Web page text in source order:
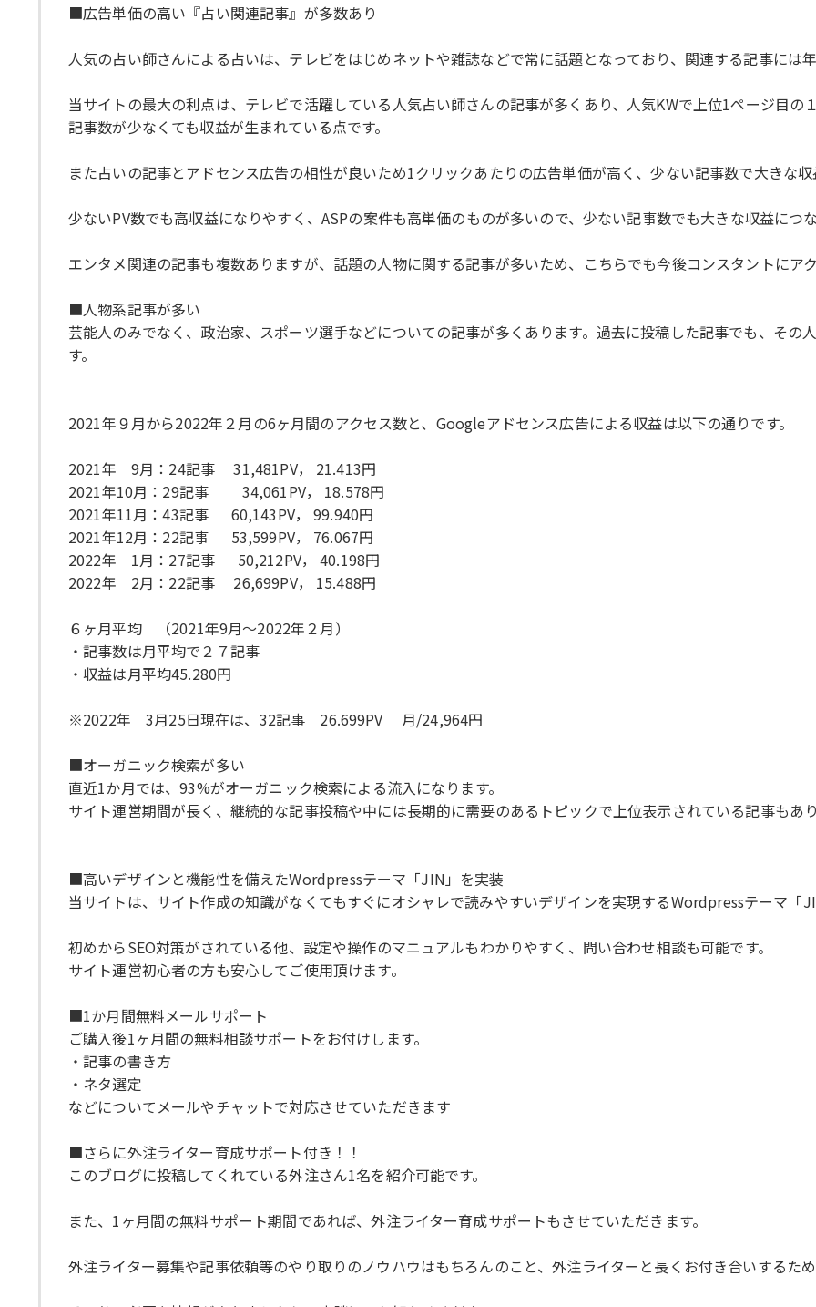
■広告単価の高い『占い関連記事』が多数あり
人気の占い師さんによる占いは、テレビをはじめネットや雑誌などで常に話題となっており、関連する記事には
当サイトの最大の利点は、テレビで活躍している人気占い師さんの記事が多くあり、人気KWで上位1ページ目の
記事数が少なくても収益が生まれている点です。
また占いの記事とアドセンス広告の相性が良いため1クリックあたりの広告単価が高く、少ない記事数で大きな収
少ないPV数でも高収益になりやすく、ASPの案件も高単価のものが多いので、少ない記事数でも大きな収益につ
エンタメ関連の記事も複数ありますが、話題の人物に関する記事が多いため、こちらでも今後コンスタントにア
■人物系記事が多い
芸能人のみでなく、政治家、スポーツ選手などについての記事が多くあります。過去に投稿した記事でも、その
す。
2021年９月から2022年２月の6ヶ月間のアクセス数と、Googleアドセンス広告による収益は以下の通りです。
2021年 9月：24記事 31,481PV， 21.413円
2021年10月：29記事 34,061PV， 18.578円
2021年11月：43記事 60,143PV， 99.940円
2021年12月：22記事 53,599PV， 76.067円
2022年 1月：27記事 50,212PV， 40.198円
2022年 2月：22記事 26,699PV， 15.488円
６ヶ月平均 （2021年9月〜2022年２月）
・記事数は月平均で２７記事
・収益は月平均45.280円
※2022年 3月25日現在は、32記事 26.699PV 月/24,964円
■オーガニック検索が多い
直近1か月では、93%がオーガニック検索による流入になります。
サイト運営期間が長く、継続的な記事投稿や中には長期的に需要のあるトピックで上位表示されている記事もあ
■高いデザインと機能性を備えたWordpressテーマ「JIN」を実装
当サイトは、サイト作成の知識がなくてもすぐにオシャレで読みやすいデザインを実現するWordpressテーマ「
初めからSEO対策がされている他、設定や操作のマニュアルもわかりやすく、問い合わせ相談も可能です。
サイト運営初心者の方も安心してご使用頂けます。
■1か月間無料メールサポート
ご購入後1ヶ月間の無料相談サポートをお付けします。
・記事の書き方
・ネタ選定
などについてメールやチャットで対応させていただきます
■さらに外注ライター育成サポート付き！！
このブログに投稿してくれている外注さん1名を紹介可能です。
また、1ヶ月間の無料サポート期間であれば、外注ライター育成サポートもさせていただきます。
外注ライター募集や記事依頼等のやり取りのノウハウはもちろんのこと、外注ライターと長くお付き合いするため